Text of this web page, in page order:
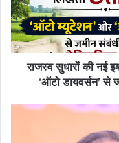
इबारत
लिखता
छत्तीसगढ़:
‘ऑटो
म्यूटेशन’
डायवर्सन’
​राजस्व सुधारों की नई
‘ऑटो डायवर्सन’ से
आलेख: